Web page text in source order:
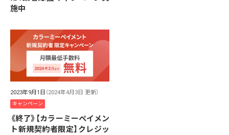
施中
2023年9月1日 （2024年4月3日 更新）
キャンペーン
《終了》【カラーミーペイメン
ト新規契約者限定】クレジッ